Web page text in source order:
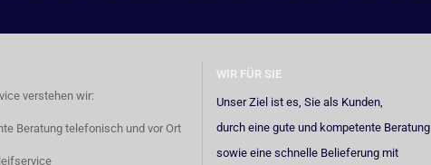
verstehen wir:
Beratung telefonisch und vor Ort
WIR FÜR SIE
Unser Ziel ist es, Sie als Kunden,
durch eine gute und kompetente Beratung
sowie eine schnelle Belieferung mit